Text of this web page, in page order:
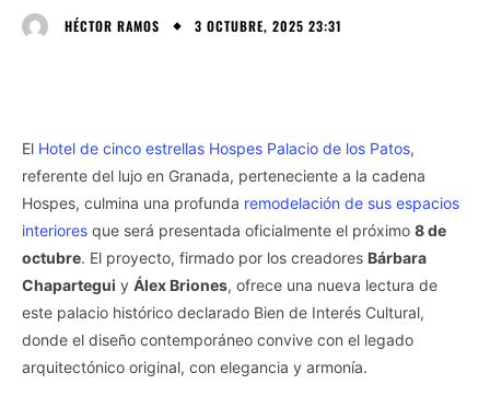
HÉCTOR RAMOS 3 OCTUBRE, 2025 23:31
El Hotel de cinco estrellas Hospes Palacio de los Patos,
referente del lujo en Granada, perteneciente a la cadena
Hospes, culmina una profunda remodelación de sus espacios
interiores que será presentada oficialmente el próximo 8 de
octubre. El proyecto, firmado por los creadores Bárbara
Chapartegui y Álex Briones, ofrece una nueva lectura de
este palacio histórico declarado Bien de Interés Cultural,
donde el diseño contemporáneo convive con el legado
arquitectónico original, con elegancia y armonía.